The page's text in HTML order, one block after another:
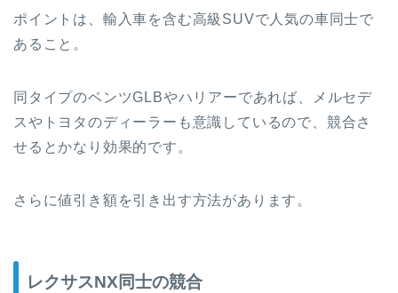
ポイントは、輸入車を含む高級SUVで人気の車同士で
あること。
同タイプのベンツGLBやハリアーであれば、メルセデ
スやトヨタのディーラーも意識しているので、競合さ
せるとかなり効果的です。
さらに値引き額を引き出す方法があります。
レクサスNX同士の競合